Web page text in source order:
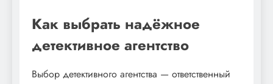
Как выбрать надёжное
детективное агентство
Выбор детективного агентства — ответственный